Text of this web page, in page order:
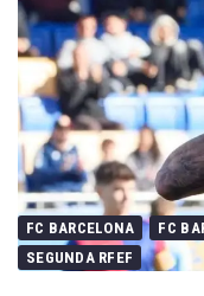
FC BARCELONA FC
SEGUNDA RFEF